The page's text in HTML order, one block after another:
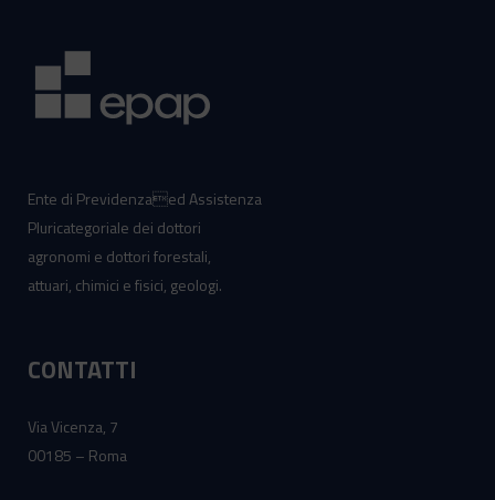
Ente di Previdenzaed Assistenza
Pluricategoriale dei dottori
agronomi e dottori forestali,
attuari, chimici e fisici, geologi.
CONTATTI
Via Vicenza, 7
00185 – Roma